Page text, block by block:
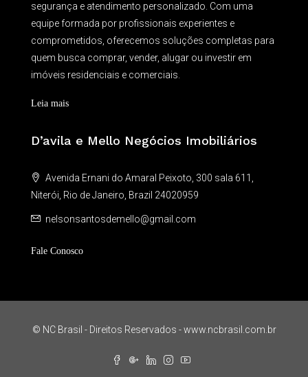
segurança e atendimento personalizado. Com uma
equipe formada por profissionais experientes e
comprometidos, oferecemos soluções completas para
quem busca comprar, vender, alugar ou investir em
imóveis residenciais e comerciais.
Leia mais
D’avila e Mello Negócios Imobiliários
Avenida Ernani do Amaral Peixoto, 300 sala 611,
Niterói, Rio de Janeiro, Brazil 24020959
nelsonsantosdemello@gmail.com
Fale Conosco
© NC Brasil - Direitos Reservados - www.ncbrasil.com.br